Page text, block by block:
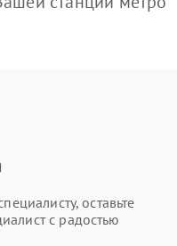
оставьте
с радостью